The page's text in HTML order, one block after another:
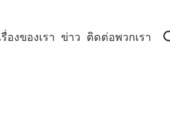
รื่องของเรา ข่าว ติดต่อพวกเรา